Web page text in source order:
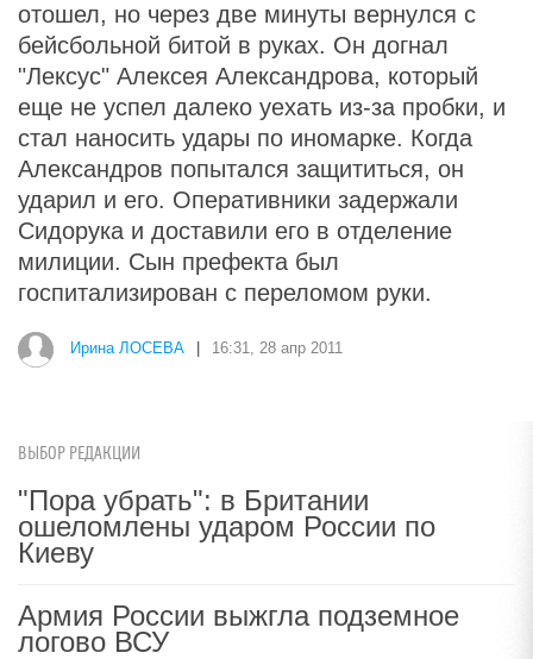
отошел, но через две минуты вернулся с
бейсбольной битой в руках. Он догнал
"Лексус" Алексея Александрова, который
еще не успел далеко уехать из-за пробки, и
стал наносить удары по иномарке. Когда
Александров попытался защититься, он
ударил и его. Оперативники задержали
Сидорука и доставили его в отделение
милиции. Сын префекта был
госпитализирован с переломом руки.
Ирина ЛОСЕВА 16:31, 28 апр 2011
ВЫБОР РЕДАКЦИИ
"Пора убрать": в Британии
ошеломлены ударом России по
Киеву
Армия России выжгла подземное
логово ВСУ